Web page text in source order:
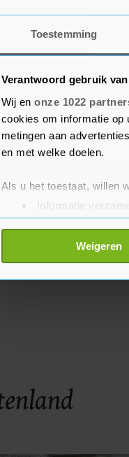
Toestemming
Verantwoord gebruik
Wij en onze 1022
cookies om informatie op
metingen aan
en met welke doelen.
Als u het toestaat, willen
Informatie
Uw apparaat
Lees meer over hoe uw
toestemming op elk
Weigeren
betreden, en
met zijn ouders zijn